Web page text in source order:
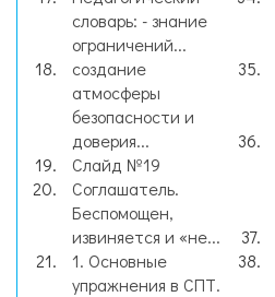
словарь: - знание
ограничений...
создание
атмосферы
безопасности и
доверия...
Слайд №19
Соглашатель.
Беспомощен,
извиняется и «не...
1. Основные
упражнения в СПТ.